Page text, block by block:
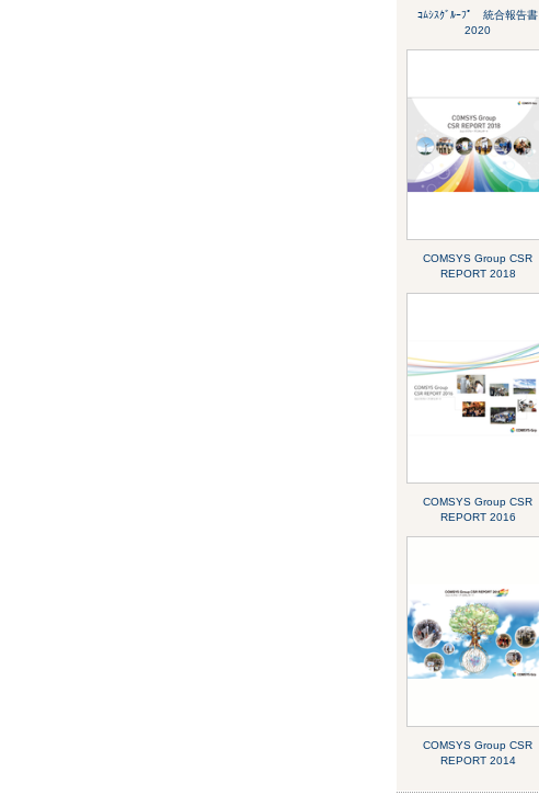
ｺﾑｼｽｸﾞﾙｰﾌﾟ 統合報告書
2020
COMSYS Group CSR
REPORT 2018
COMSYS Group CSR
REPORT 2016
COMSYS Group CSR
REPORT 2014